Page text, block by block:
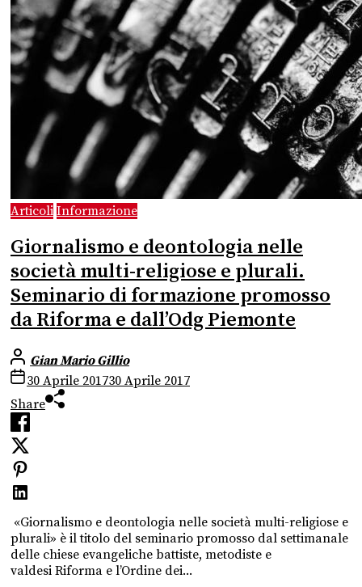
Articoli Informazione
Giornalismo e deontologia nelle
società multi-religiose e plurali.
Seminario di formazione promosso
da Riforma e dall’Odg Piemonte
Gian Mario Gillio
30 Aprile 201730 Aprile 2017
Share
«Giornalismo e deontologia nelle società multi-religiose e
plurali» è il titolo del seminario promosso dal settimanale
delle chiese evangeliche battiste, metodiste e
valdesi Riforma e l’Ordine dei...